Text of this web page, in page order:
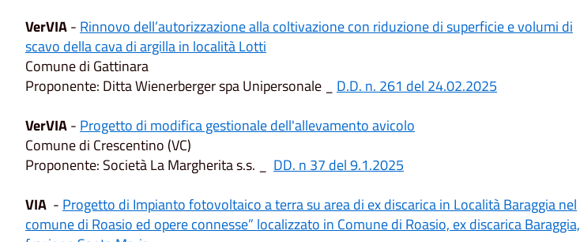
VerVIA- Rinnovo dell’autorizzazione alla coltivazione con riduzione di superficie e volumi di
scavo della cava di argilla in località Lotti
Comune di Gattinara
Proponente: Ditta Wienerberger spa Unipersonale _ D.D. n. 261 del 24.02.2025
VerVIA- Progetto di modifica gestionale dell'allevamento avicolo
Comune di Crescentino (VC)
Proponente: Società La Margherita s.s. _ DD. n 37 del 9.1.2025
VIA - Progetto di Impianto fotovoltaico a terra su area di ex discarica in Località Baraggia nel
comune di Roasio ed opere connesse” localizzato in Comune di Roasio, ex discarica Baraggia,